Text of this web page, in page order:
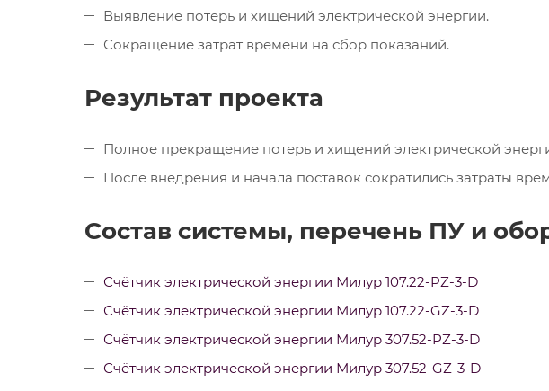
Выявление потерь и хищений электрической энергии.
Сокращение затрат времени на сбор показаний.
Результат проекта
Полное прекращение потерь и хищений электрической
После внедрения и начала поставок сократились затраты
Состав системы, перечень ПУ и
Счётчик электрической энергии Милур 107.22-PZ-3-D
Счётчик электрической энергии Милур 107.22-GZ-3-D
Счётчик электрической энергии Милур 307.52-PZ-3-D
Счётчик электрической энергии Милур 307.52-GZ-3-D